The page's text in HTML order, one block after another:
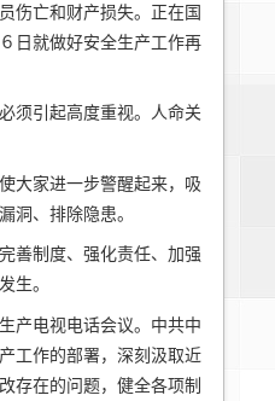
伤亡和财产损失。正在国
日就做好安全生产工作再
须引起高度重视。人命关
大家进一步警醒起来，吸
洞、排除隐患。
善制度、强化责任、加强
生。
产电视电话会议。中共中
工作的部署，深刻汲取近
存在的问题，健全各项制